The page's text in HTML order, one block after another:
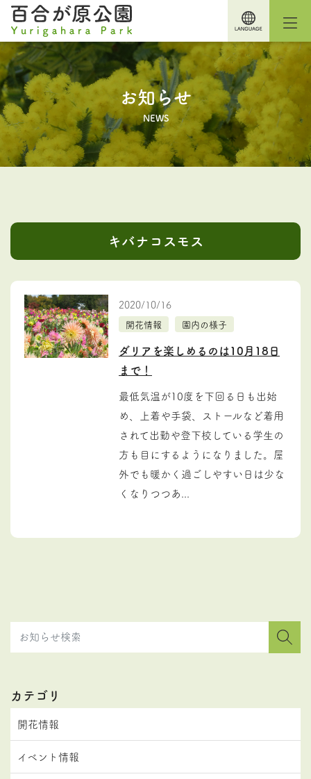
お知らせ
NEWS
キバナコスモス
2020/10/16
開花情報 園内の様子
ダリアを楽しめるのは10月18日
まで！
最低気温が10度を下回る日も出始
め、上着や手袋、ストールなど着用
されて出勤や登下校している学生の
方も目にするようになりました。屋
外でも暖かく過ごしやすい日は少な
くなりつつあ...
カテゴリ
開花情報
イベント情報